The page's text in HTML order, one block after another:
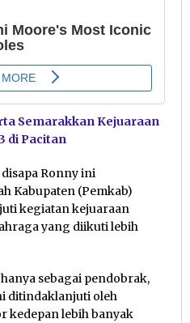
Semarakkan Kejuaraan
di Pacitan
Ronny ini
Kabupaten (Pemkab)
kegiatan kejuaraan
yang diikuti lebih
sebagai pendobrak,
ditindaklanjuti oleh
kedepan lebih banyak